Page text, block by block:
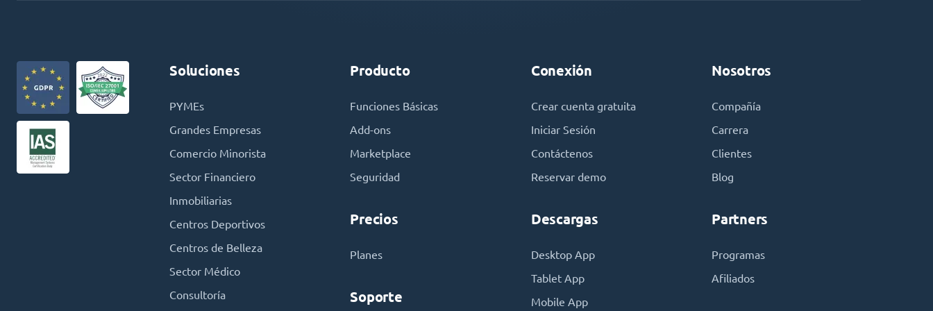
Soluciones
PYMEs
Grandes Empresas
Comercio Minorista
Sector Financiero
Inmobiliarias
Centros Deportivos
Centros de Belleza
Sector Médico
Consultoría
Producto
Funciones Básicas
Add-ons
Marketplace
Seguridad
Precios
Planes
Soporte
Conexión
Crear cuenta gratuita
Iniciar Sesión
Contáctenos
Reservar demo
Descargas
Desktop App
Tablet App
Mobile App
Nosotros
Compañía
Carrera
Clientes
Blog
Partners
Programas
Afiliados